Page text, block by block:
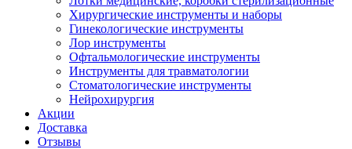
Хирургические инструменты и наборы
Гинекологические инструменты
Лор инструменты
Офтальмологические инструменты
Инструменты для травматологии
Стоматологические инструменты
Нейрохирургия
Акции
Доставка
Отзывы